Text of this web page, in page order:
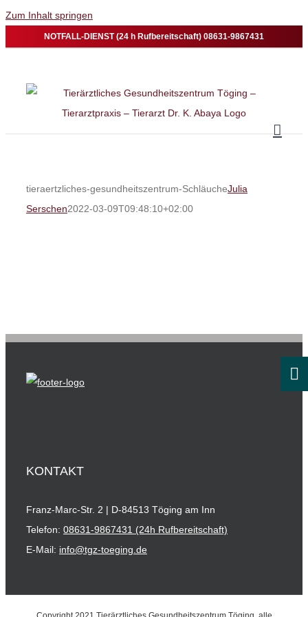
Zum Inhalt springen
NOTFALL-DIENST (24 h Rufbereitschaft) 08631-9867431
tieraertzliches-gesundheitszentrum-SchläucheJulia
Serschen2022-03-09T09:48:10+02:00
KONTAKT
Franz-Marc-Str. 2 | D-84513 Töging am Inn
Telefon: 08631-9867431 (24h Rufbereitschaft)
E-Mail: info@tgz-toeging.de